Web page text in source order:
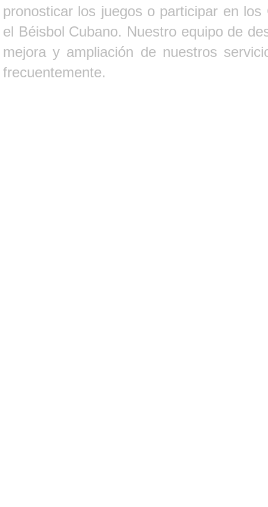
pronosticar los juegos o participar en
el Béisbol Cubano. Nuestro equipo de
mejora y ampliación de nuestros
frecuentemente.